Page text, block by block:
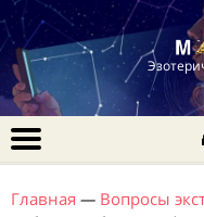
Главная — Вопросы